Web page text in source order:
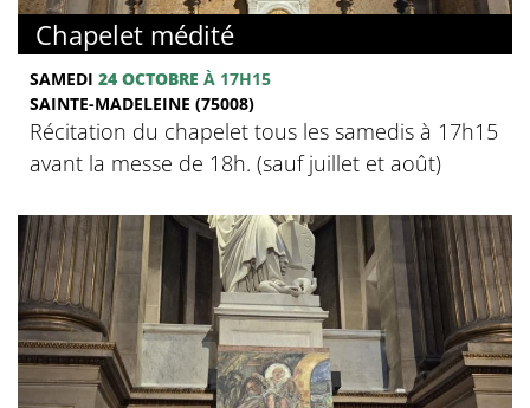
Chapelet médité
SAMEDI 24 OCTOBRE À 17H15
SAINTE-MADELEINE (75008)
Récitation du chapelet tous les samedis à 17h15
avant la messe de 18h. (sauf juillet et août)